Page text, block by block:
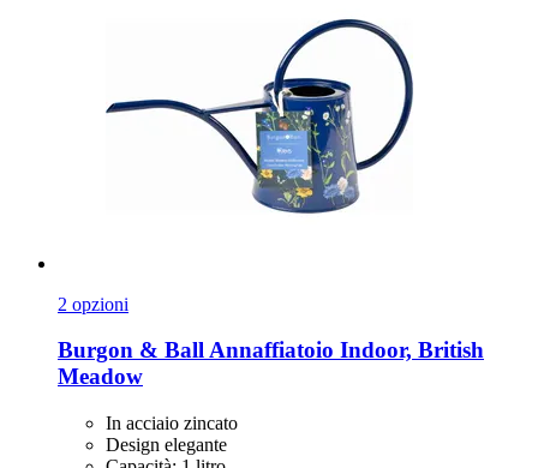
2 opzioni
Burgon & BallAnnaffiatoio Indoor, British
Meadow
In acciaio zincato
Design elegante